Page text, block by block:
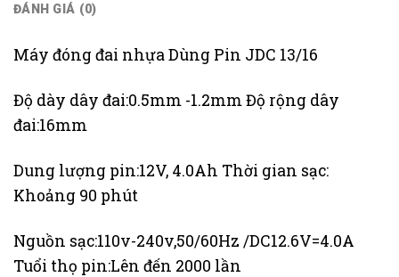
ĐÁNH GIÁ (0)
Máy đóng đai nhựa Dùng Pin JDC 13/16
Độ dày dây đai:0.5mm -1.2mm Độ rộng dây
đai:16mm
Dung lượng pin:12V, 4.0Ah Thời gian sạc:
Khoảng 90 phút
Nguồn sạc:110v-240v,50/60Hz /DC12.6V=4.0A
Tuổi thọ pin:Lên đến 2000 lần